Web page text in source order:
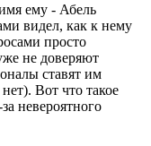
ему - Абель
видел, как к нему
просто
не доверяют
ставят им
Вот что такое
невероятного